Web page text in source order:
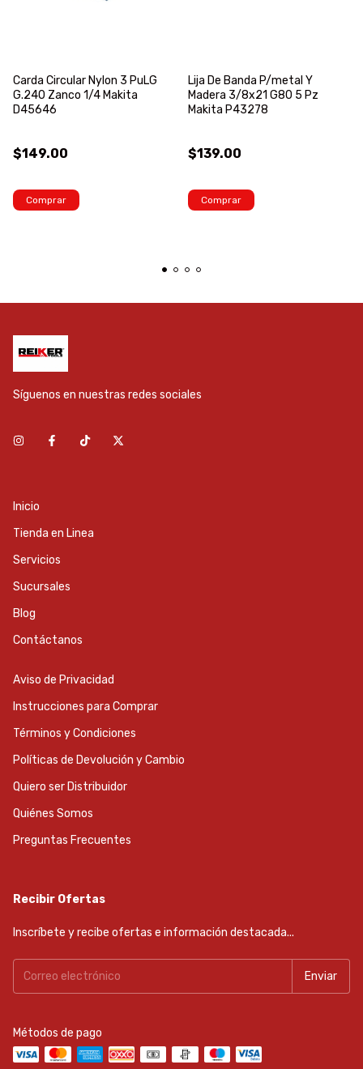
Carda Circular Nylon 3 PuLG
G.240 Zanco 1/4 Makita
D45646
$149.00
Comprar
Lija De Banda P/metal Y
Madera 3/8x21 G80 5 Pz
Makita P43278
$139.00
Comprar
Síguenos en nuestras redes sociales
Inicio
Tienda en Linea
Servicios
Sucursales
Blog
Contáctanos
Aviso de Privacidad
Instrucciones para Comprar
Términos y Condiciones
Políticas de Devolución y Cambio
Quiero ser Distribuidor
Quiénes Somos
Preguntas Frecuentes
Recibir Ofertas
Inscríbete y recibe ofertas e información destacada...
Métodos de pago